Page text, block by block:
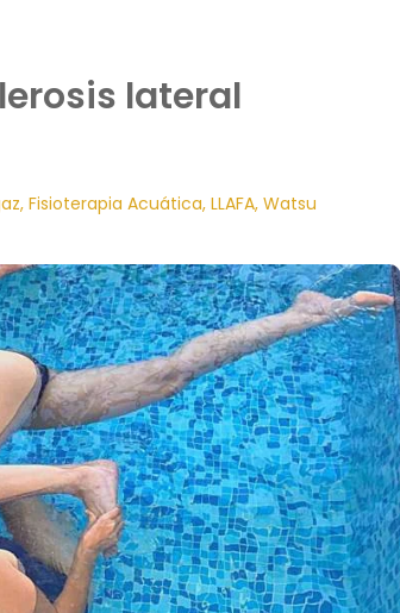
lateral
, Fisioterapia Acuática, LLAFA, Watsu